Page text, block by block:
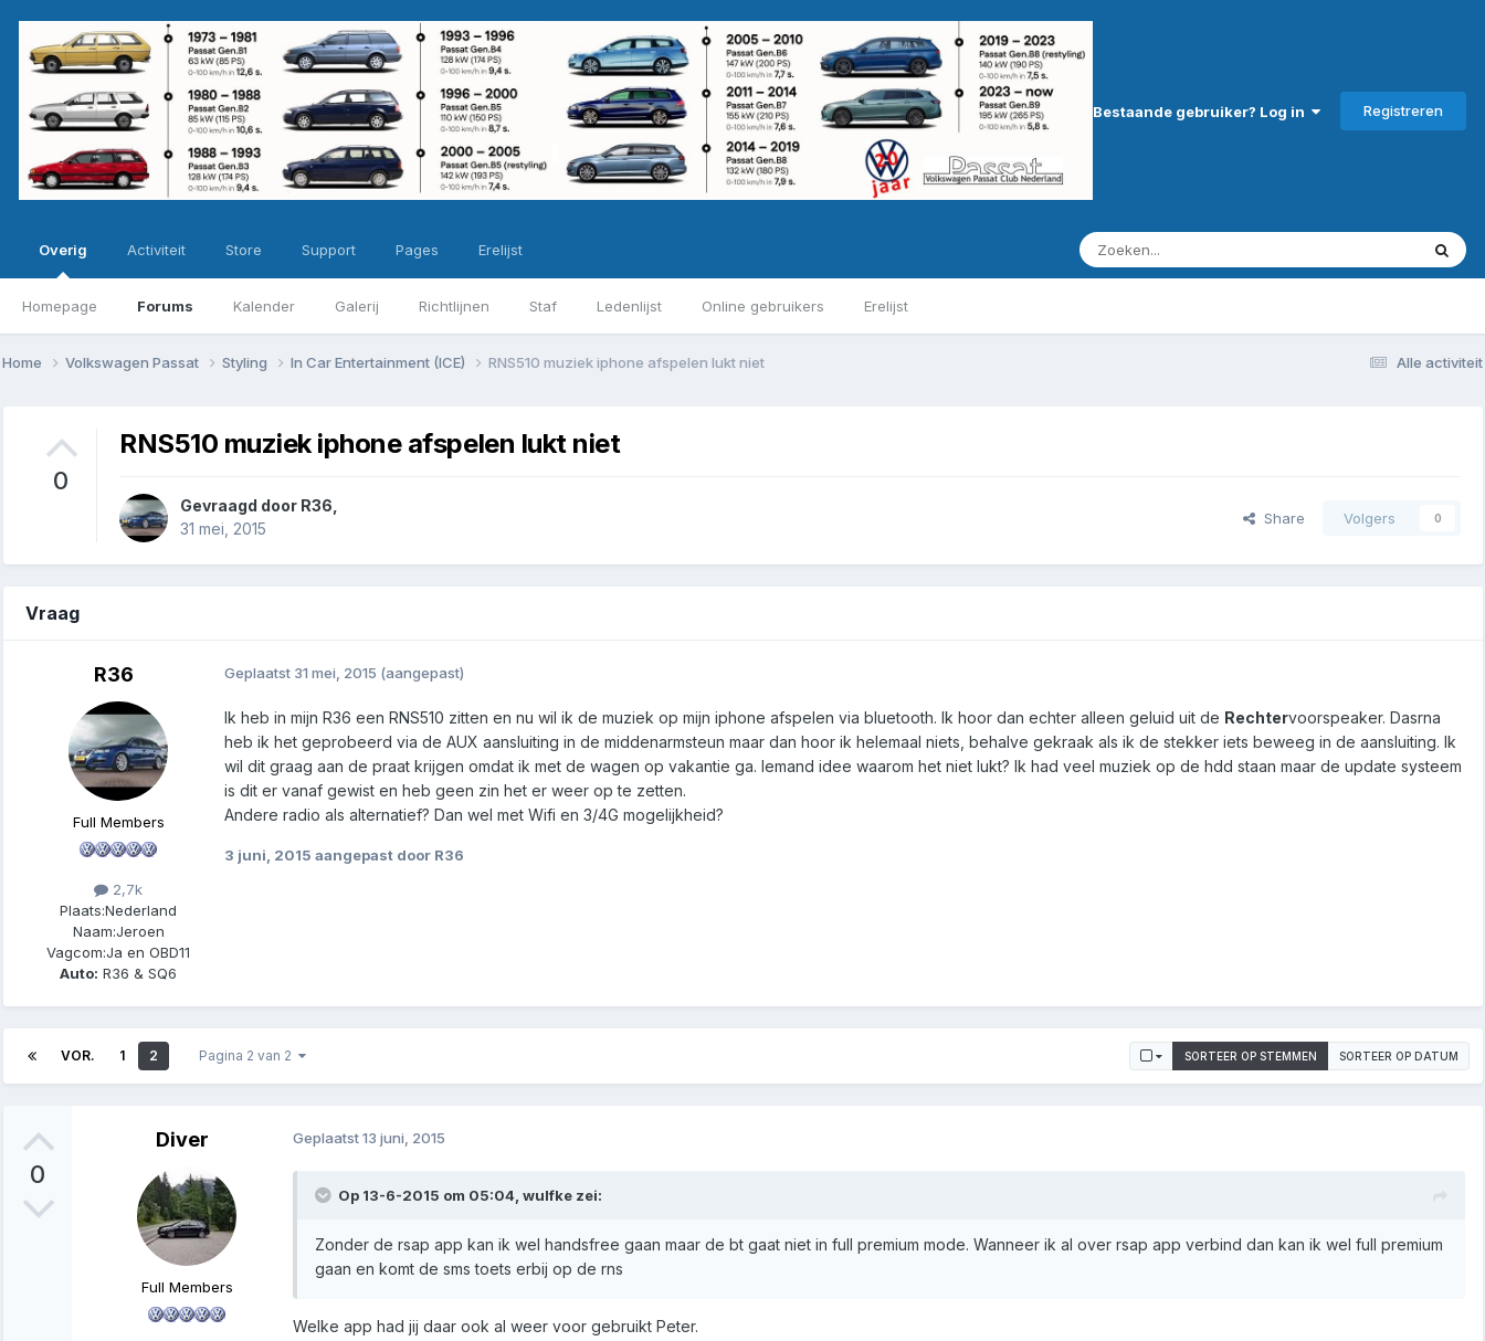
Bestaande gebruiker? Log in Registreren
Overig
Homepage Forums Kalender Galerij Richtlijnen Staf Ledenlijst Online gebruikers Erelijst
Activiteit Store Support Pages Erelijst
Alle activiteit
Home Volkswagen Passat Styling In Car Entertainment (ICE) RNS510 muziek iphone afspelen lukt niet
0
RNS510 muziek iphone afspelen lukt niet
Gevraagd door R36
31 mei, 2015
Share Volgers 0
Vraag
R36
Full Members
2,7k
Plaats:Nederland
Naam:Jeroen
Vagcom:Ja en OBD11
Auto: R36 & SQ6
Geplaatst 31 mei, 2015 (aangepast)
Ik heb in mijn R36 een RNS510 zitten en nu wil ik de muziek op mijn iphone afspelen via bluetooth. Ik hoor dan echter alleen geluid uit de Rechtervoorspeaker. Dasrna
heb ik het geprobeerd via de AUX aansluiting in de middenarmsteun maar dan hoor ik helemaal niets, behalve gekraak als ik de stekker iets beweeg in de aansluiting. Ik
wil dit graag aan de praat krijgen omdat ik met de wagen op vakantie ga. Iemand idee waarom het niet lukt? Ik had veel muziek op de hdd staan maar de update systeem
is dit er vanaf gewist en heb geen zin het er weer op te zetten.
Andere radio als alternatief? Dan wel met Wifi en 3/4G mogelijkheid?
3 juni, 2015 aangepast door R36
SORTEER OP STEMMEN SORTEER OP DATUM
VOR. 1 2 Pagina 2 van 2
0
Diver
Full Members
Geplaatst13 juni, 2015
Op 13-6-2015 om 05:04, wulfke zei:
Zonder de rsap app kan ik wel handsfree gaan maar de bt gaat niet in full premium mode. Wanneer ik al over rsap app verbind dan kan ik wel full premium
gaan en komt de sms toets erbij op de rns
Welke app had jij daar ook al weer voor gebruikt Peter.